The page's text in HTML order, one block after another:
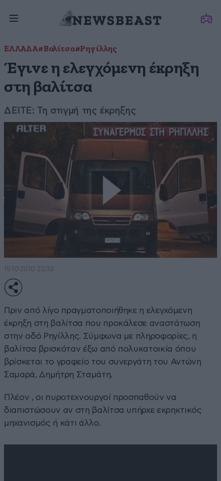
ΕΛΛΑΔΑ#Βαλίτσα#Ρηγίλλης
Έγινε η ελεγχόμενη έκρηξη
στη βαλίτσα
ΔΕΙΤΕ: Τη στιγμή της έκρηξης
15·10·2010 22:32
Πριν από λίγο πραγματοποιήθηκε η ελεγχόμενη
έκρηξη στη βαλίτσα που προκάλεσε αναστάτωση
στην οδό Ρηγίλλης. Σύμφωνα με πληροφορίες, η
βαλίτσα βρισκόταν έξω από πολυκατοικία όπου
βρίσκεται το γραφείο του συνεργάτη του Αντώνη
Σαμαρά, Δημήτρη Σταμάτη.
Πλέον , οι πυροτεχνουργοί προσπαθούν να
διαπιστώσουν αν στη βαλίτσα υπήρχε εκρηκτικός
μηχανισμός ή κάτι άλλο.